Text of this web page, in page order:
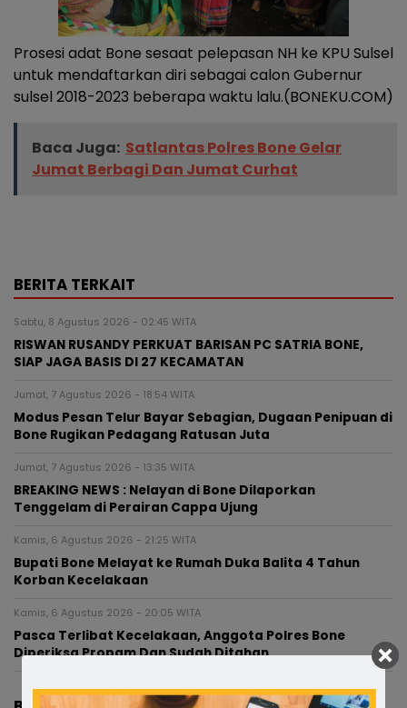
Prosesi adat Bone sesaat pelepasan NH ke KPU Sulsel
untuk mendaftarkan diri sebagai calon Gubernur
sulsel 2018-2023 beberapa waktu lalu.(BONEKU.COM)
Baca Juga: Satlantas Polres Bone Gelar
Jumat Berbagi Dan Jumat Curhat
BERITA TERKAIT
Sabtu, 8 Agustus 2026 - 02:45 WITA
RISWAN RUSANDY PERKUAT BARISAN PC SATRIA BONE,
SIAP JAGA BASIS DI 27 KECAMATAN
Jumat, 7 Agustus 2026 - 18:54 WITA
Modus Pesan Telur Bayar Sebagian, Dugaan Penipuan di
Bone Rugikan Pedagang Ratusan Juta
Jumat, 7 Agustus 2026 - 13:35 WITA
BREAKING NEWS : Nelayan di Bone Dilaporkan
Tenggelam di Perairan Cappa Ujung
Kamis, 6 Agustus 2026 - 21:25 WITA
Bupati Bone Melayat ke Rumah Duka Balita 4 Tahun
Korban Kecelakaan
Kamis, 6 Agustus 2026 - 20:05 WITA
Pasca Terlibat Kecelakaan, Anggota Polres Bone
Diperiksa Propam Dan Sudah Ditahan